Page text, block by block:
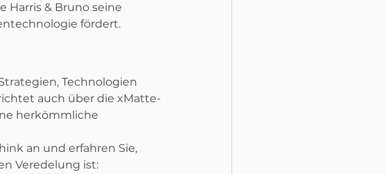
Harris & Bruno seine
fördert.
Technologien
auch über die xMatte-
herkömmliche
an und erfahren Sie,
Veredelung ist: